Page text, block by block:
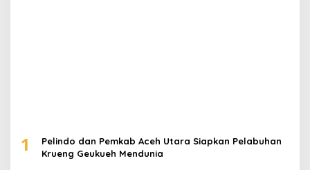
1
Pelindo dan Pemkab Aceh Utara Siapkan Pelabuhan
Krueng Geukueh Mendunia